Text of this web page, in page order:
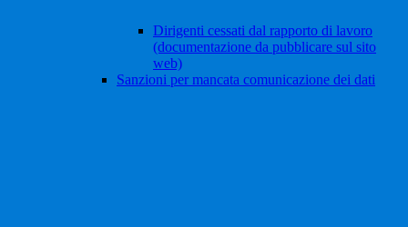
Dirigenti cessati dal rapporto di lavoro
(documentazione da pubblicare sul sito
web)
Sanzioni per mancata comunicazione dei dati